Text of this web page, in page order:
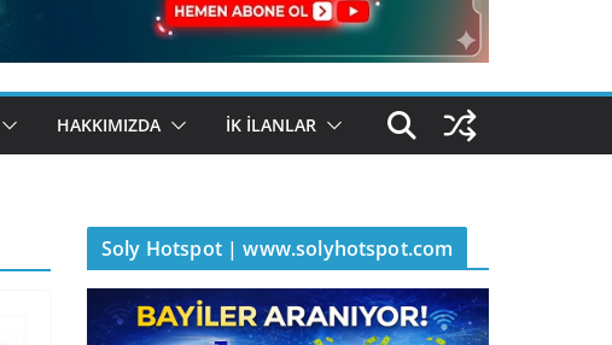
HAKKIMIZDA İK İLANLAR
Soly Hotspot | www.solyhotspot.com